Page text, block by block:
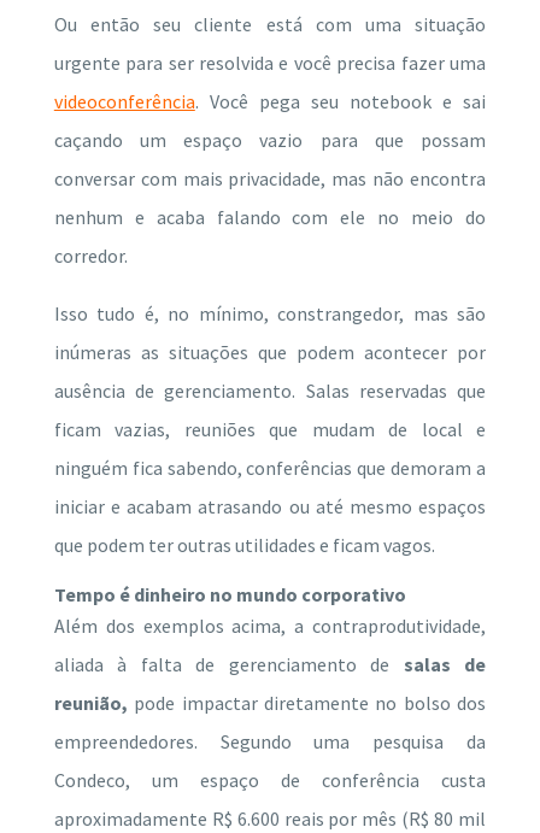
Ou então seu cliente está com uma situação
urgente para ser resolvida e você precisa fazer uma
videoconferência. Você pega seu notebook e sai
caçando um espaço vazio para que possam
conversar com mais privacidade, mas não encontra
nenhum e acaba falando com ele no meio do
corredor.
Isso tudo é, no mínimo, constrangedor, mas são
inúmeras as situações que podem acontecer por
ausência de gerenciamento. Salas reservadas que
ficam vazias, reuniões que mudam de local e
ninguém fica sabendo, conferências que demoram a
iniciar e acabam atrasando ou até mesmo espaços
que podem ter outras utilidades e ficam vagos.
Tempo é dinheiro no mundo corporativo
Além dos exemplos acima, a contraprodutividade,
aliada à falta de gerenciamento de salas de
reunião, pode impactar diretamente no bolso dos
empreendedores. Segundo uma pesquisa da
Condeco, um espaço de conferência custa
aproximadamente R$ 6.600 reais por mês (R$ 80 mil